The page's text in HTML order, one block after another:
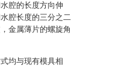
腔的长度方向伸
腔长度的三分之二
金属薄片的螺旋角
均与现有模具相